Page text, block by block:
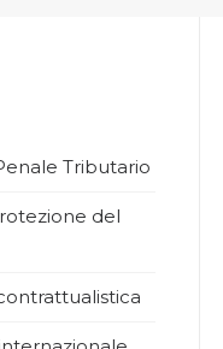
Tributario
del